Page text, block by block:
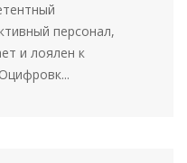
персонал,
и лоялен к